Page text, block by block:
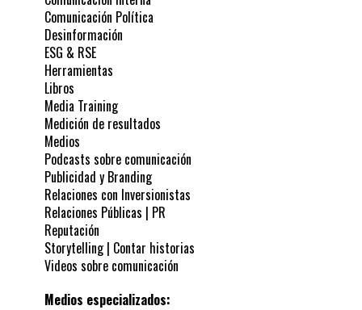
Comunicación Política
Desinformación
ESG & RSE
Herramientas
Libros
Media Training
Medición de resultados
Medios
Podcasts sobre comunicación
Publicidad y Branding
Relaciones con Inversionistas
Relaciones Públicas | PR
Reputación
Storytelling | Contar historias
Videos sobre comunicación
Medios especializados: